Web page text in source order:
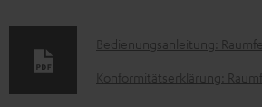
D
o
Bedienungsanleitung:
Konformitätserklärung: